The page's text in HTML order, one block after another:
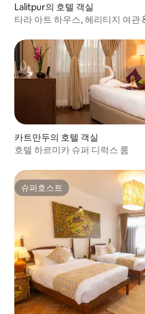
Lalitpur의 호텔 객실
타라 아트 하우스, 헤리티지 여관
카트만두의 호텔 객실
호텔 하르미카 슈퍼 디럭스 룸
슈퍼호스트
슈퍼호스트